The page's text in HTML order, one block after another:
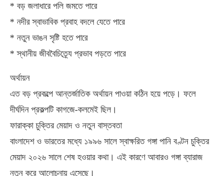
* বড় জলাধারে পলি জমতে পারে
* নদীর স্বাভাবিক প্রবাহ বদলে যেতে পারে
* নতুন ভাঙন সৃষ্টি হতে পারে
* স্থানীয় জীববৈচিত্র্যে প্রভাব পড়তে পারে
অর্থায়ন
এত বড় প্রকল্পে আন্তর্জাতিক অর্থায়ন পাওয়া কঠিন হয়ে পড়ে। ফলে
দীর্ঘদিন প্রকল্পটি কাগজে-কলমেই ছিল।
ফারাক্কা চুক্তির মেয়াদ ও নতুন বাস্তবতা
বাংলাদেশ ও ভারতের মধ্যে ১৯৯৬ সালে স্বাক্ষরিত গঙ্গা পানি বণ্টন চুক্তির
মেয়াদ ২০২৬ সালে শেষ হওয়ার কথা। এই কারণে আবারও গঙ্গা ব্যারাজ
নতুন করে আলোচনায় এসেছে।